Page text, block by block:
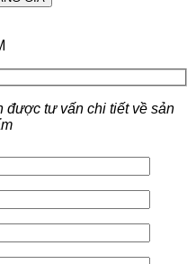
được tư vấn chi tiết về sản